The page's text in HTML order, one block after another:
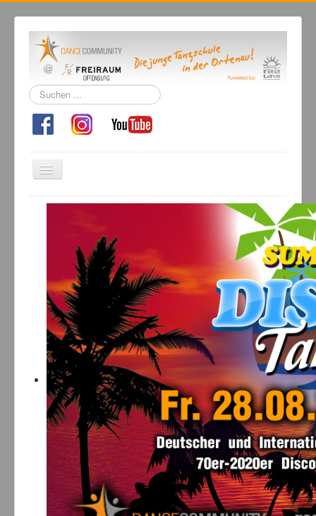
Suchen
...
Navigation
an/aus
Home
Kursangebot
Events
Fuegolatino
Bilder
News
Links
FAQ
Hansefit